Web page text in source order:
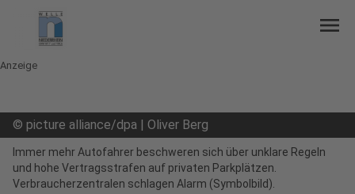
menu
Anzeige
© picture alliance/dpa | Oliver Berg
Immer mehr Autofahrer beschweren sich über unklare Regeln
und hohe Vertragsstrafen auf privaten Parkplätzen.
Verbraucherzentralen schlagen Alarm (Symbolbild).